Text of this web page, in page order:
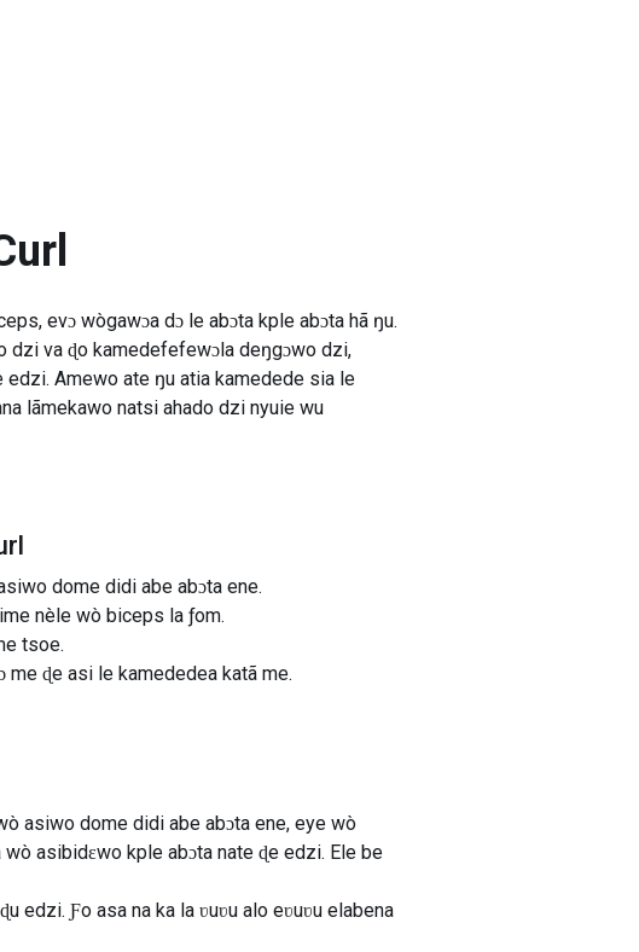
evɔ wògawɔa dɔ le abɔta kple abɔta hã ŋu.
dzi va ɖo kamedefefewɔla deŋgɔwo dzi,
edzi. Amewo ate ŋu atia kamedede sia le
lãmekawo natsi ahado dzi nyuie wu
dome didi abe abɔta ene.
nèle wò biceps la ƒom.
tsoe.
me ɖe asi le kamededea katã me.
asiwo dome didi abe abɔta ene, eye wò
asibidɛwo kple abɔta nate ɖe edzi. Ele be
edzi. Ƒo asa na ka la ʋuʋu alo eʋuʋu elabena